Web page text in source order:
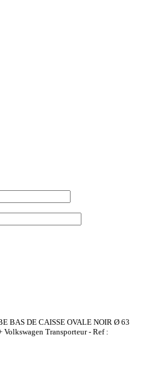
BAS DE CAISSE OVALE NOIR Ø 63
Transporteur - Ref :